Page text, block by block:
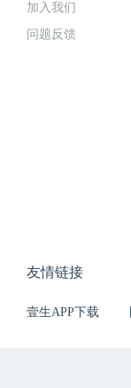
加入我们
问题反馈
友情链接
壹生APP下载